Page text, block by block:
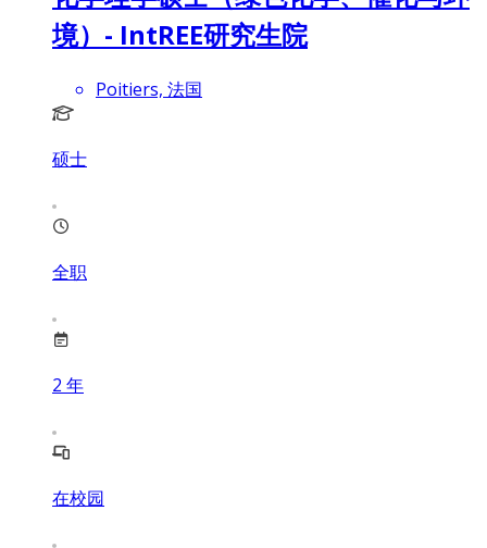
境）- IntREE研究生院
Poitiers, 法国
硕士
全职
2 年
在校园